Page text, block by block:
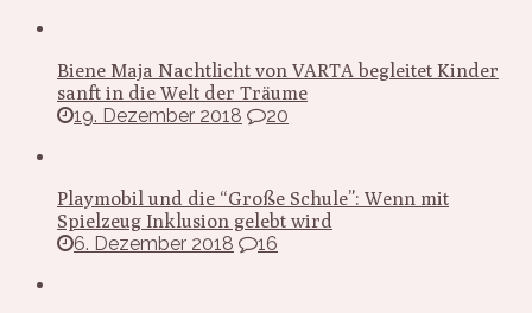
Biene Maja Nachtlicht von VARTA begleitet Kinder
sanft in die Welt der Träume
19. Dezember 2018
20
Playmobil und die “Große Schule”: Wenn mit
Spielzeug Inklusion gelebt wird
6. Dezember 2018
16